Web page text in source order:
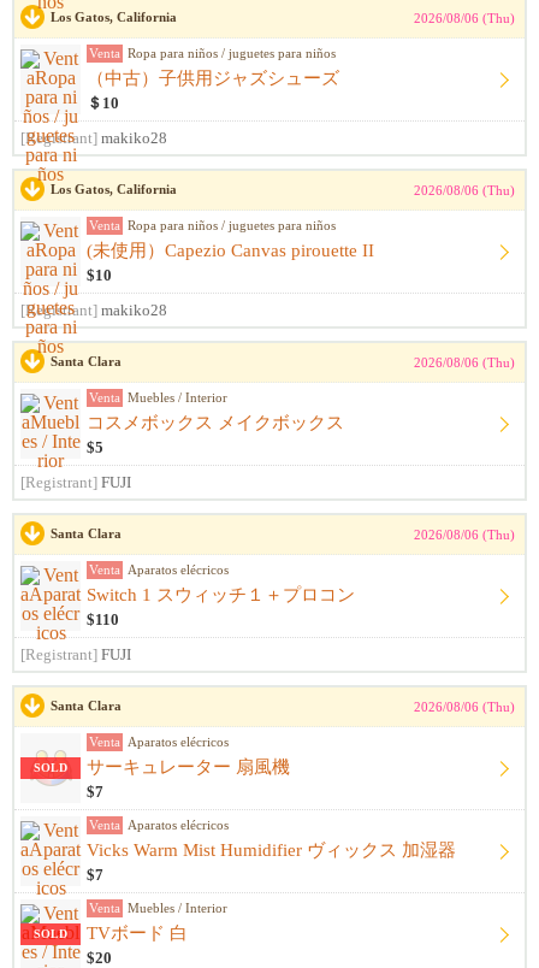
Los Gatos, California 2026/08/06 (Thu)
Venta Ropa para niños / juguetes para niños
（中古）子供用ジャズシューズ
＄10
[Registrant] makiko28
Los Gatos, California 2026/08/06 (Thu)
Venta Ropa para niños / juguetes para niños
(未使用）Capezio Canvas pirouette II
$10
[Registrant] makiko28
Santa Clara 2026/08/06 (Thu)
Venta Muebles / Interior
コスメボックス メイクボックス
$5
[Registrant] FUJI
Santa Clara 2026/08/06 (Thu)
Venta Aparatos elécricos
Switch 1 スウィッチ１＋プロコン
$110
[Registrant] FUJI
Santa Clara 2026/08/06 (Thu)
SOLD
Venta Aparatos elécricos
サーキュレーター 扇風機
$7
Venta Aparatos elécricos
Vicks Warm Mist Humidifier ヴィックス 加湿器
$7
SOLD
Venta Muebles / Interior
TVボード 白
$20